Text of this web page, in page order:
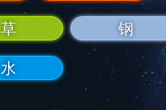
草
钢
水